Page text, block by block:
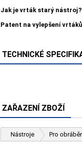
Jak je vrták starý
Patent na vylepšení
TECHNICKÉ
ZAŘAZENÍ ZBOŽÍ
Nástroje Pro